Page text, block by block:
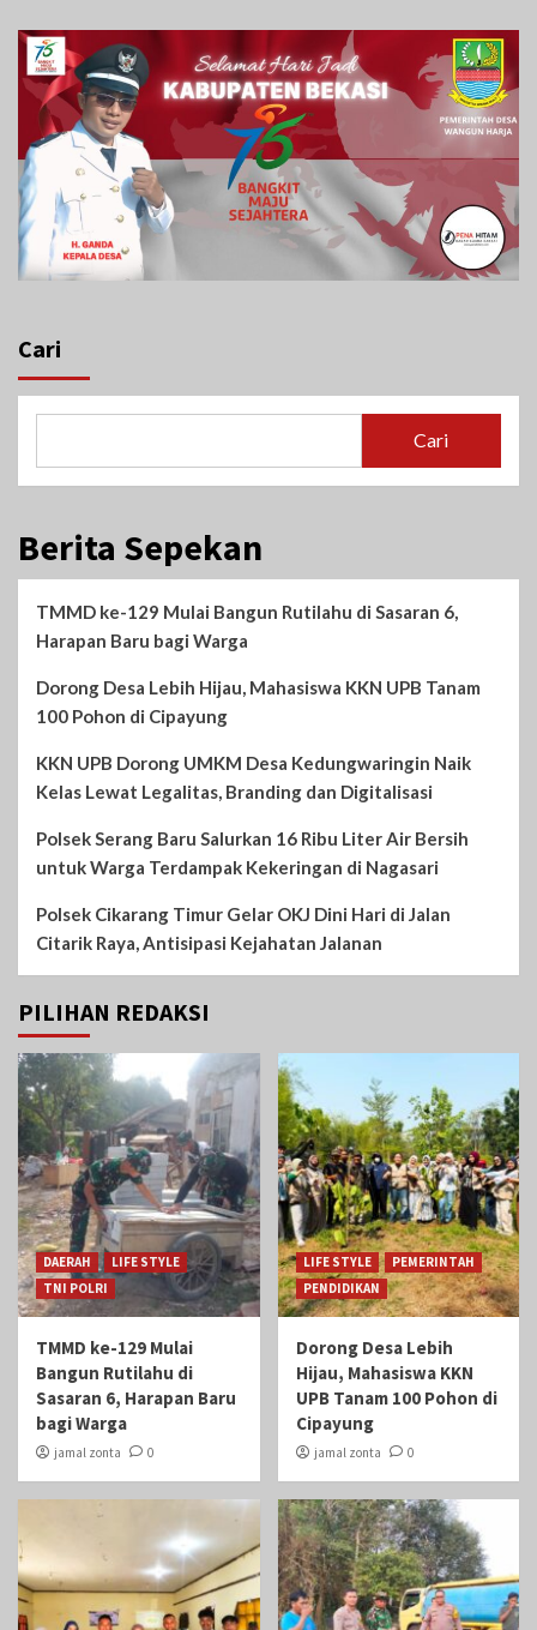
Cari
Cari
Berita Sepekan
TMMD ke-129 Mulai Bangun Rutilahu di Sasaran 6,
Harapan Baru bagi Warga
Dorong Desa Lebih Hijau, Mahasiswa KKN UPB Tanam
100 Pohon di Cipayung
KKN UPB Dorong UMKM Desa Kedungwaringin Naik
Kelas Lewat Legalitas, Branding dan Digitalisasi
Polsek Serang Baru Salurkan 16 Ribu Liter Air Bersih
untuk Warga Terdampak Kekeringan di Nagasari
Polsek Cikarang Timur Gelar OKJ Dini Hari di Jalan
Citarik Raya, Antisipasi Kejahatan Jalanan
PILIHAN REDAKSI
DAERAH
LIFE STYLE
TNI POLRI
TMMD ke-129 Mulai
Bangun Rutilahu di
Sasaran 6, Harapan Baru
bagi Warga
jamal zonta 0
LIFE STYLE
PEMERINTAH
PENDIDIKAN
Dorong Desa Lebih
Hijau, Mahasiswa KKN
UPB Tanam 100 Pohon di
Cipayung
jamal zonta 0